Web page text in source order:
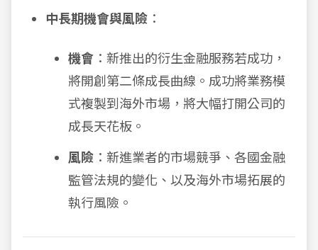
中長期機會與風險 ：
機會 ：新推出的衍生金融服務若成功，
將開創第二條成長曲線。成功將業務模
式複製到海外市場，將大幅打開公司的
成長天花板。
風險 ：新進業者的市場競爭、各國金融
監管法規的變化、以及海外市場拓展的
執行風險。